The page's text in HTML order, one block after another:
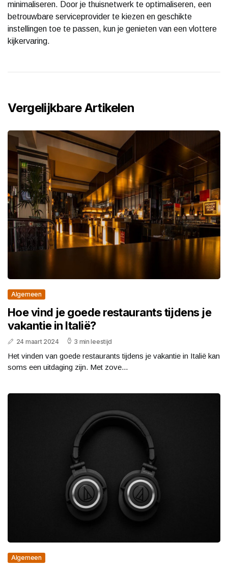
minimaliseren. Door je thuisnetwerk te optimaliseren, een
betrouwbare serviceprovider te kiezen en geschikte
instellingen toe te passen, kun je genieten van een vlottere
kijkervaring.
Vergelijkbare Artikelen
Algemeen
Hoe vind je goede restaurants tijdens je
vakantie in Italië?
24 maart 2024 3 min leestijd
Het vinden van goede restaurants tijdens je vakantie in Italië kan
soms een uitdaging zijn. Met zove...
Algemeen